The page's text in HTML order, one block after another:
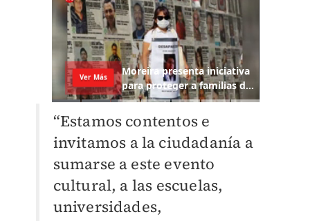
“Estamos contentos e
invitamos a la ciudadanía a
sumarse a este evento
cultural, a las escuelas,
universidades,